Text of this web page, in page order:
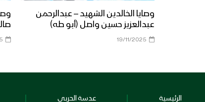
وصايا الخالدين الشهيد – عبدالرحمن
عبدالعزيز حسين واصل (أبو طه)
19/11/2025
الرئيسية عدسة الحربي